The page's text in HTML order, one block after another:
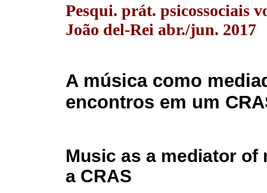
Pesqui. prát. psicossociais
João del-Rei abr./jun. 2017
A música como
encontros em um
Music as a mediator of
a CRAS